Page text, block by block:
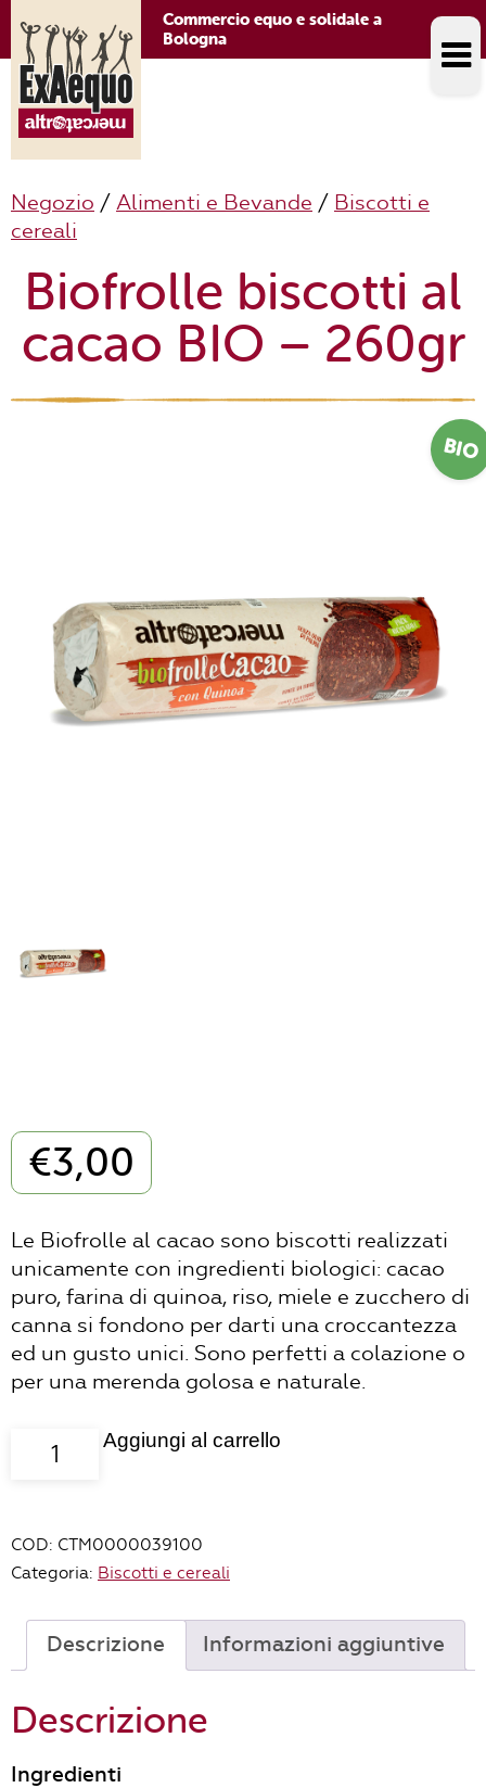
Commercio equo e solidale a
Bologna
Negozio / Alimenti e Bevande / Biscotti e
cereali
Biofrolle biscotti al
cacao BIO – 260gr
BIO
€3,00
Le Biofrolle al cacao sono biscotti realizzati
unicamente con ingredienti biologici: cacao
puro, farina di quinoa, riso, miele e zucchero di
canna si fondono per darti una croccantezza
ed un gusto unici. Sono perfetti a colazione o
per una merenda golosa e naturale.
Biofrolle
biscotti
BIO
-
quantità
Aggiungi al carrello
COD: CTM0000039100
Categoria: Biscotti e cereali
Descrizione Informazioni aggiuntive
Descrizione
Ingredienti